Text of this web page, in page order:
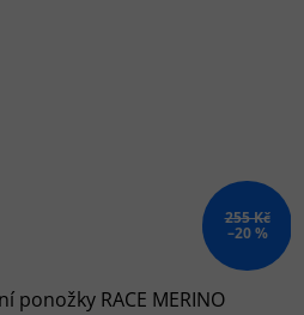
255 Kč
–20 %
ponožky RACE MERINO